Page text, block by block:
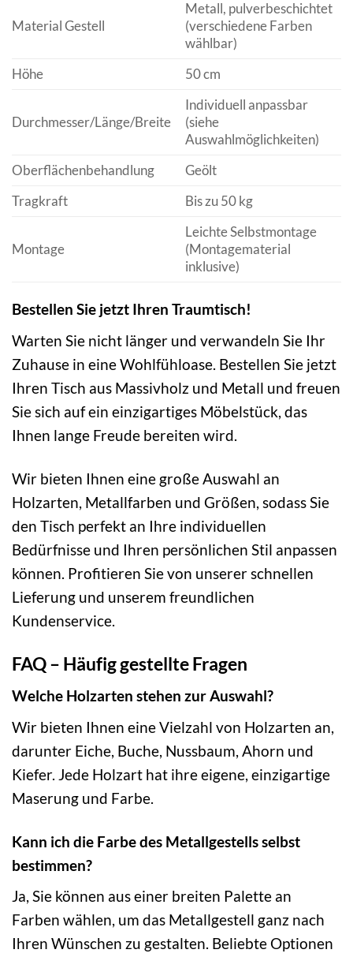
Material Gestell
Metall, pulverbeschichtet
(verschiedene Farben
wählbar)
Höhe
50 cm
Durchmesser/Länge/Breite
Individuell anpassbar
(siehe
Auswahlmöglichkeiten)
Oberflächenbehandlung
Geölt
Tragkraft
Bis zu 50 kg
Montage
Leichte Selbstmontage
(Montagematerial
inklusive)
Bestellen Sie jetzt Ihren Traumtisch!
Warten Sie nicht länger und verwandeln Sie Ihr
Zuhause in eine Wohlfühloase. Bestellen Sie jetzt
Ihren Tisch aus Massivholz und Metall und freuen
Sie sich auf ein einzigartiges Möbelstück, das
Ihnen lange Freude bereiten wird.
Wir bieten Ihnen eine große Auswahl an
Holzarten, Metallfarben und Größen, sodass Sie
den Tisch perfekt an Ihre individuellen
Bedürfnisse und Ihren persönlichen Stil anpassen
können. Profitieren Sie von unserer schnellen
Lieferung und unserem freundlichen
Kundenservice.
FAQ – Häufig gestellte Fragen
Welche Holzarten stehen zur Auswahl?
Wir bieten Ihnen eine Vielzahl von Holzarten an,
darunter Eiche, Buche, Nussbaum, Ahorn und
Kiefer. Jede Holzart hat ihre eigene, einzigartige
Maserung und Farbe.
Kann ich die Farbe des Metallgestells selbst
bestimmen?
Ja, Sie können aus einer breiten Palette an
Farben wählen, um das Metallgestell ganz nach
Ihren Wünschen zu gestalten. Beliebte Optionen